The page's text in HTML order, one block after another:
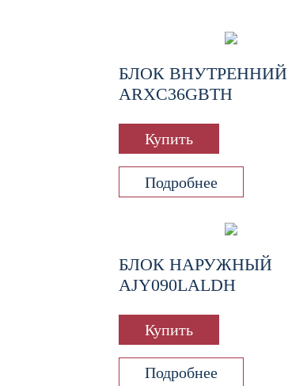
БЛОК ВНУТРЕННИЙ
ARXC36GBTH
Купить
Подробнее
БЛОК НАРУЖНЫЙ
AJY090LALDH
Купить
Подробнее